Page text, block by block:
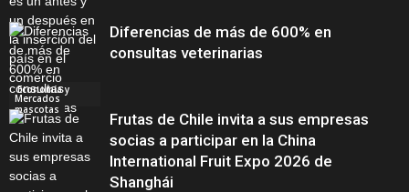
Economía y
Mercados
mascotas
Diferencias de más de 600% en
consultas veterinarias
Frutas de Chile invita a sus empresas
socias a participar en la China
International Fruit Expo 2026 de
Shanghái